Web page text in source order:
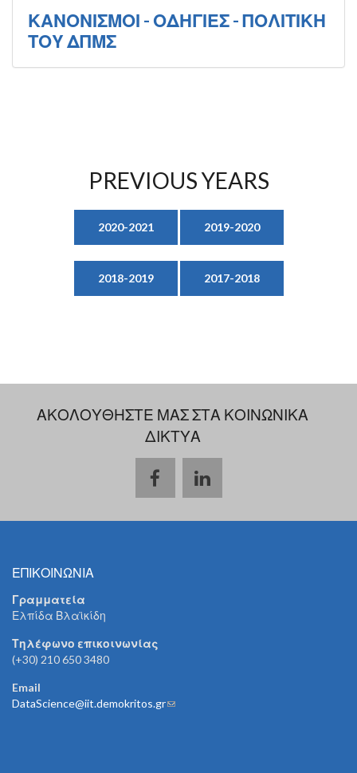
ΚΑΝΟΝΙΣΜΟΙ - ΟΔΗΓΙΕΣ - ΠΟΛΙΤΙΚΗ
ΤΟΥ ΔΠΜΣ
PREVIOUS YEARS
2020-2021 2019-2020
2018-2019 2017-2018
ΑΚΟΛΟΥΘΗΣΤΕ ΜΑΣ ΣΤΑ ΚΟΙΝΩΝΙΚΑ
ΔΙΚΤΥΑ
ΕΠΙΚΟΙΝΩΝΙΑ
Γραμματεία
Ελπίδα Βλαϊκίδη
Τηλέφωνο επικοινωνίας
(+30) 210 650 3480
Email
DataScience@iit.demokritos.gr(link sends e-mail)